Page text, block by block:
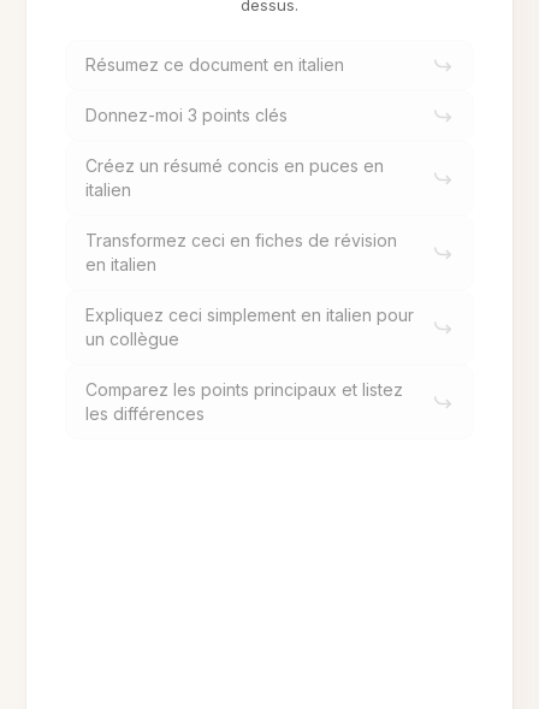
dessus.
Résumez ce document en italien
Donnez-moi 3 points clés
Créez un résumé concis en puces en
italien
Transformez ceci en fiches de révision
en italien
Expliquez ceci simplement en italien pour
un collègue
Comparez les points principaux et listez
les différences